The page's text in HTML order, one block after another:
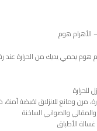
الأهرام هوم
هوم يحمي يديك من الحرارة عند
مرن ومانع للانزلاق لقبضة
والصواني الساخنة
الأطباق